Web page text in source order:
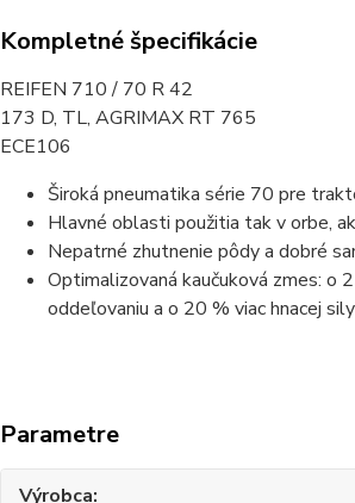
Kompletné špecifikácie
REIFEN 710 / 70 R 42
173 D, TL, AGRIMAX RT 765
ECE106
Široká pneumatika série 70 pre
Hlavné oblasti použitia tak v orbe,
Nepatrné zhutnenie pôdy a dobré
Optimalizovaná kaučuková zmes: o
oddeľovaniu a o 20 % viac hnacej sily
Parametre
Výrobca